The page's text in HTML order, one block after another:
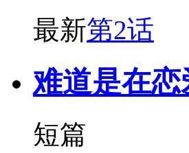
最新第2话
难道是在恋
短篇